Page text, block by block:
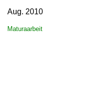
Aug. 2010
Maturaarbeit